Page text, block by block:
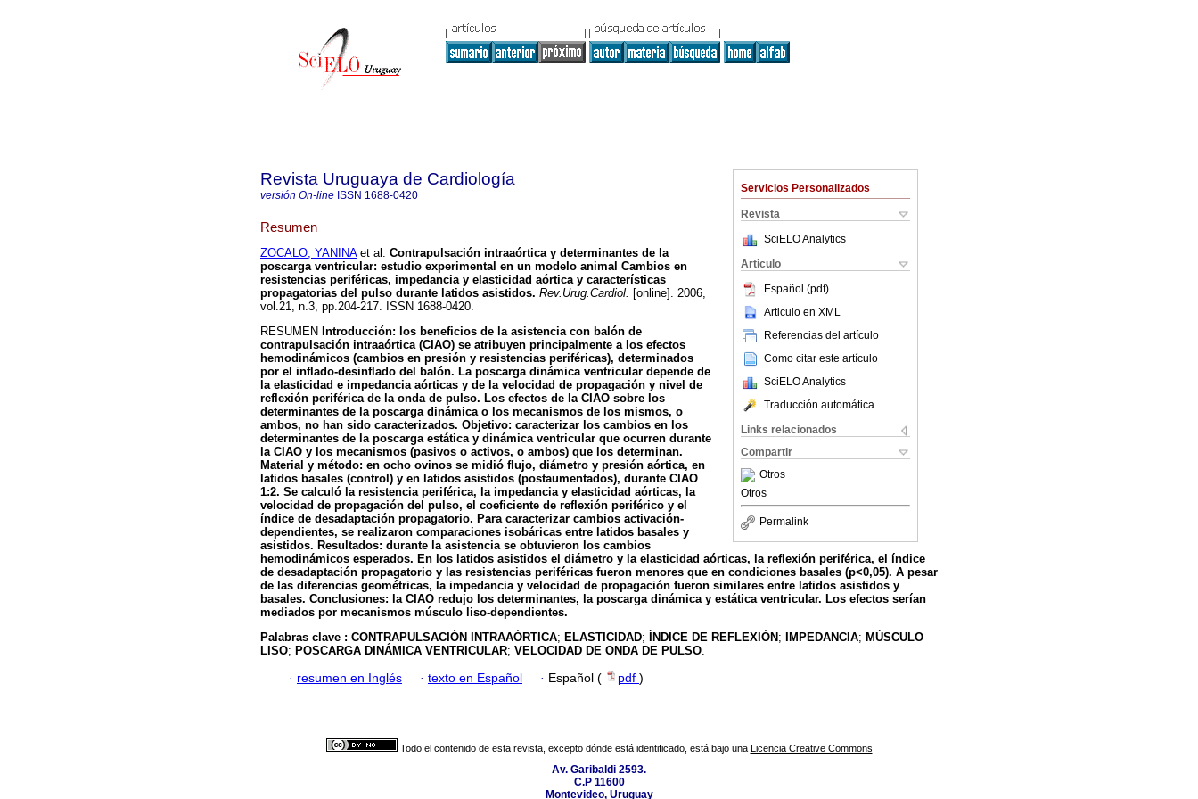
Servicios Personalizados
Revista
SciELO Analytics
Articulo
Español (pdf)
Articulo en XML
Referencias del artículo
Como citar este artículo
SciELO Analytics
Traducción automática
Links relacionados
Compartir
Otros
Otros
Permalink
Revista Uruguaya de Cardiología
versión On-line ISSN 1688-0420
Resumen
ZOCALO, YANINAet al. Contrapulsación intraaórtica y determinantes de la
poscarga ventricular: estudio experimental en un modelo animal Cambios en
resistencias periféricas, impedancia y elasticidad aórtica y características
propagatorias del pulso durante latidos asistidos. Rev.Urug.Cardiol. [online]. 2006,
vol.21, n.3, pp.204-217. ISSN 1688-0420.
RESUMEN Introducción: los beneficios de la asistencia con balón de
contrapulsación intraaórtica (CIAO) se atribuyen principalmente a los efectos
hemodinámicos (cambios en presión y resistencias periféricas), determinados
por el inflado-desinflado del balón. La poscarga dinámica ventricular depende de
la elasticidad e impedancia aórticas y de la velocidad de propagación y nivel de
reflexión periférica de la onda de pulso. Los efectos de la CIAO sobre los
determinantes de la poscarga dinámica o los mecanismos de los mismos, o
ambos, no han sido caracterizados. Objetivo: caracterizar los cambios en los
determinantes de la poscarga estática y dinámica ventricular que ocurren durante
la CIAO y los mecanismos (pasivos o activos, o ambos) que los determinan.
Material y método: en ocho ovinos se midió flujo, diámetro y presión aórtica, en
latidos basales (control) y en latidos asistidos (postaumentados), durante CIAO
1:2. Se calculó la resistencia periférica, la impedancia y elasticidad aórticas, la
velocidad de propagación del pulso, el coeficiente de reflexión periférico y el
índice de desadaptación propagatorio. Para caracterizar cambios activación-
dependientes, se realizaron comparaciones isobáricas entre latidos basales y
asistidos. Resultados: durante la asistencia se obtuvieron los cambios
hemodinámicos esperados. En los latidos asistidos el diámetro y la elasticidad aórticas, la reflexión periférica, el índice
de desadaptación propagatorio y las resistencias periféricas fueron menores que en condiciones basales (p<0,05). A pesar
de las diferencias geométricas, la impedancia y velocidad de propagación fueron similares entre latidos asistidos y
basales. Conclusiones: la CIAO redujo los determinantes, la poscarga dinámica y estática ventricular. Los efectos serían
mediados por mecanismos músculo liso-dependientes.
Palabras clave : CONTRAPULSACIÓN INTRAAÓRTICA; ELASTICIDAD; ÍNDICE DE REFLEXIÓN ; IMPEDANCIA; MÚSCULO
LISO; POSCARGA DINÁMICA VENTRICULAR; VELOCIDAD DE ONDA DE PULSO.
· resumen en Inglés · texto en Español · Español ( pdf )
Todo el contenido de esta revista, excepto dónde está identificado, está bajo una Licencia Creative Commons
Av. Garibaldi 2593.
C.P 11600
Montevideo, Uruguay